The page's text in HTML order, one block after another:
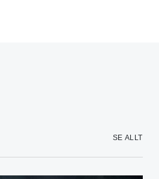
SE ALLT